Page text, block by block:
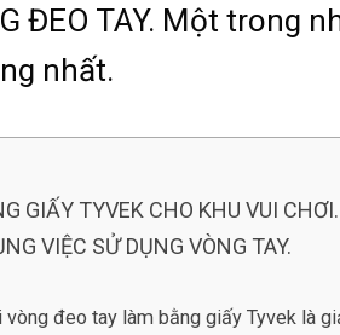
ĐEO TAY. Một trong
nhất.
GIẤY TYVEK CHO KHU VUI CHƠI.
VIỆC SỬ DỤNG VÒNG TAY.
đeo tay làm bằng giấy Tyvek là